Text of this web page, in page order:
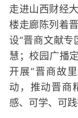
走进山西财经
楼走廊陈列着
设“晋商文献专
慧；校园广播
开展“晋商故
动，推动晋商
感、可学、可